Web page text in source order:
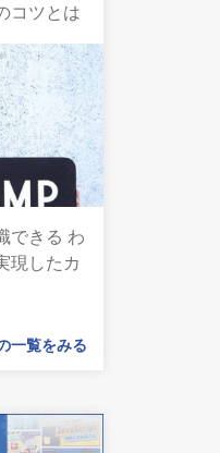
コツとは
できる わ
現したカ
一覧をみる